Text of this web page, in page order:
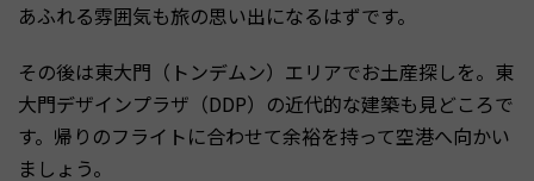
あふれる雰囲気も旅の思い出になるはずです。
その後は東大門（トンデムン）エリアでお土産探しを。東
大門デザインプラザ（DDP）の近代的な建築も見どころで
す。帰りのフライトに合わせて余裕を持って空港へ向かい
ましょう。